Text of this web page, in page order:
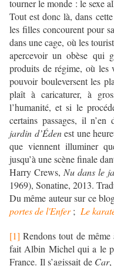
tourner le monde : le sexe
Tout est donc là, dans
les filles concourent pour
dans une cage, où les
apercevoir un obèse qui
produits de régime, où les
pouvoir bouleversent les
plaît à caricaturer, à
l’humanité, et si le
certains passages, il n’en
jardin d’Édenest une
que viennent illuminer
jusqu’à une scène finale
Harry Crews, Nu dans le
1969), Sonatine, 2013.
Du même auteur sur ce
portes de l'Enfer; Le
[1] Rendons tout de
fait Albin Michel qui a le
France. Il s’agissait de Car,